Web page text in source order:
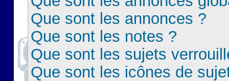
Que sont les annonces ?
Que sont les notes ?
Que sont les sujets
Que sont les icônes de